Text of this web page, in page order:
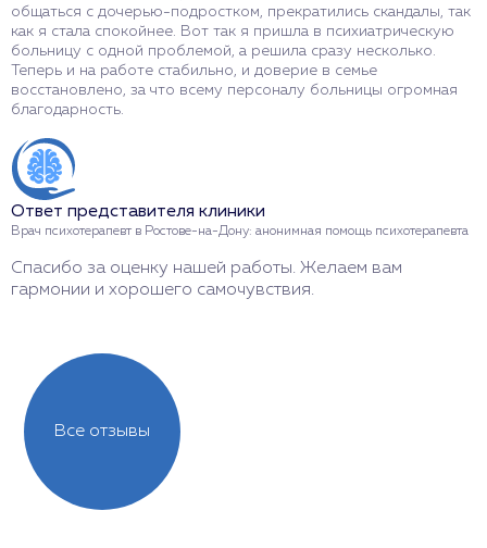
общаться с дочерью-подростком, прекратились скандалы, так
как я стала спокойнее. Вот так я пришла в психиатрическую
больницу с одной проблемой, а решила сразу несколько.
Теперь и на работе стабильно, и доверие в семье
восстановлено, за что всему персоналу больницы огромная
благодарность.
Ответ представителя клиники
Врач психотерапевт в Ростове-на-Дону: анонимная помощь психотерапевта
Спасибо за оценку нашей работы. Желаем вам
гармонии и хорошего самочувствия.
Все отзывы